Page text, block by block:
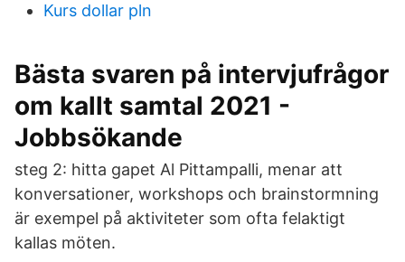
Kurs dollar pln
Bästa svaren på intervjufrågor
om kallt samtal 2021 -
Jobbsökande
steg 2: hitta gapet Al Pittampalli, menar att
konversationer, workshops och brainstormning
är exempel på aktiviteter som ofta felaktigt
kallas möten.